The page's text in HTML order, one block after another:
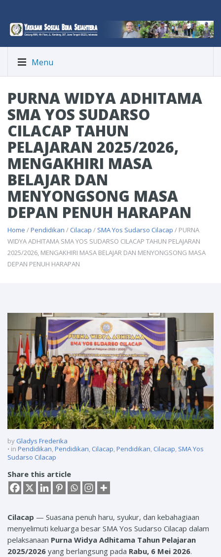
Menu
PURNA WIDYA ADHITAMA
SMA YOS SUDARSO
CILACAP TAHUN
PELAJARAN 2025/2026,
MENGAKHIRI MASA
BELAJAR DAN
MENYONGSONG MASA
DEPAN PENUH HARAPAN
Home /Pendidikan / Cilacap / SMA Yos Sudarso Cilacap / PURNA
WIDYA ADHITAMA SMA YOS SUDARSO CILACAP TAHUN PELAJARAN
2025/2026, MENGAKHIRI MASA BELAJAR DAN MENYONGSONG MASA
DEPAN PENUH HARAPAN
by Gladys Frederika
in Pendidikan,Pendidikan, Cilacap,Pendidikan, Cilacap, SMA Yos
Sudarso Cilacap
Share this article
Cilacap — Suasana penuh haru, syukur, dan kebahagiaan
menyelimuti keluarga besar SMA Yos Sudarso Cilacap dalam
pelaksanaan Purna Widya Adhitama Tahun Pelajaran
2025/2026 yang berlangsung pada Rabu, 6 Mei 2026.